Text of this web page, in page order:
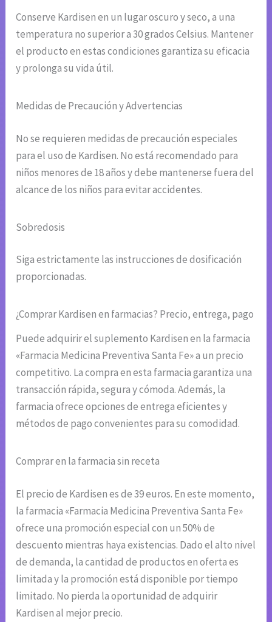
Conserve Kardisen en un lugar oscuro y seco, a una
temperatura no superior a 30 grados Celsius. Mantener
el producto en estas condiciones garantiza su eficacia
y prolonga su vida útil.
Medidas de Precaución y Advertencias
No se requieren medidas de precaución especiales
para el uso de Kardisen. No está recomendado para
niños menores de 18 años y debe mantenerse fuera del
alcance de los niños para evitar accidentes.
Sobredosis
Siga estrictamente las instrucciones de dosificación
proporcionadas.
¿Comprar Kardisen en farmacias? Precio, entrega, pago
Puede adquirir el suplemento Kardisen en la farmacia
«Farmacia Medicina Preventiva Santa Fe» a un precio
competitivo. La compra en esta farmacia garantiza una
transacción rápida, segura y cómoda. Además, la
farmacia ofrece opciones de entrega eficientes y
métodos de pago convenientes para su comodidad.
Comprar en la farmacia sin receta
El precio de Kardisen es de 39 euros. En este momento,
la farmacia «Farmacia Medicina Preventiva Santa Fe»
ofrece una promoción especial con un 50% de
descuento mientras haya existencias. Dado el alto nivel
de demanda, la cantidad de productos en oferta es
limitada y la promoción está disponible por tiempo
limitado. No pierda la oportunidad de adquirir
Kardisen al mejor precio.